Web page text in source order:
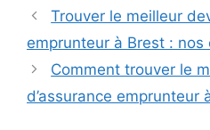
Trouver le meilleur
emprunteur à Brest : nos
Comment trouver le
d’assurance emprunteur